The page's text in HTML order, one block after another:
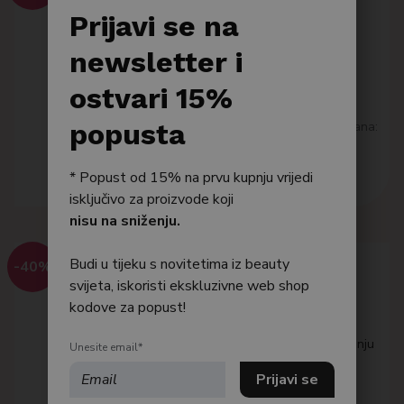
Po tipu kože
Bestseller
Njega tijela
Njega kose
C-Tox Clay Shampoo
Šampon za dubinsko čišćenje
vlasišta
4,78€
Najniža cijena posljednjih 30 dana:
4.78 €
Dodaj u košaricu
-40%
Q+A HAIR
Šampon za kosu sklonu mašćenju
bez sulfata
Prijavi se na
newsletter i
ostvari 15%
popusta
* Popust od 15% na prvu kupnju vrijedi
isključivo za proizvode koji
nisu na sniženju.
Budi u tijeku s novitetima iz beauty
svijeta, iskoristi ekskluzivne web shop
kodove za popust!
Unesite email*